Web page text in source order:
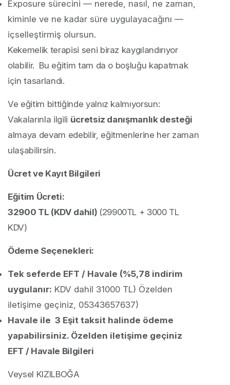
Exposure sürecini — nerede, nasıl, ne zaman,
kiminle ve ne kadar süre uygulayacağını —
içselleştirmiş olursun.
Kekemelik terapisi seni biraz kaygılandırıyor
olabilir. Bu eğitim tam da o boşluğu kapatmak
için tasarlandı.
Ve eğitim bittiğinde yalnız kalmıyorsun:
Vakalarınla ilgili ücretsiz danışmanlık desteği
almaya devam edebilir, eğitmenlerine her zaman
ulaşabilirsin.
Ücret ve Kayıt Bilgileri
Eğitim Ücreti:
32900 TL (KDV dahil) (29900TL + 3000 TL
KDV)
Ödeme Seçenekleri:
Tek seferde EFT / Havale (%5,78 indirim
uygulanır: KDV dahil 31000 TL) Özelden
iletişime geçiniz, 05343657637)
Havale ile 3 Eşit taksit halinde ödeme
yapabilirsiniz. Özelden iletişime geçiniz
EFT / Havale Bilgileri
Veysel KIZILBOĞA